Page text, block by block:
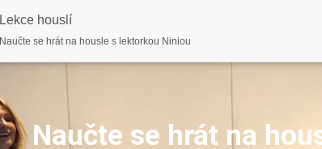
Lekce houslí
Naučte se hrát na housle s lektorkou Niniou
Naučte se hrát na